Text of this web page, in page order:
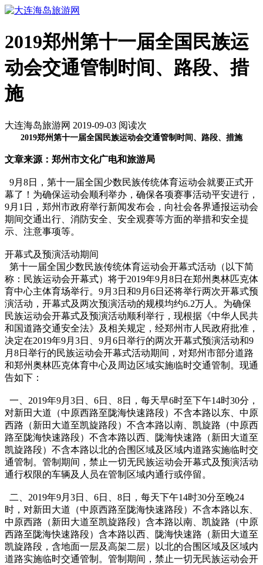
2019郑州第十一届全国民族运
动会交通管制时间、路段、措
施
大连海岛旅游网 2019-09-03 阅读次
2019郑州第十一届全国民族运动会交通管制时间、路段、措施
文章来源：郑州市文化广电和旅游局
9月8日，第十一届全国少数民族传统体育运动会就要正式开
幕了！为确保运动会顺利举办，确保各项赛事活动平安进行，
9月1日，郑州市政府举行新闻发布会，向社会各界通报运动会
期间交通出行、消防安全、安全观赛等方面的举措和安全提
示、注意事项等。
开幕式及预演活动期间
第十一届全国少数民族传统体育运动会开幕式活动（以下简
称：民族运动会开幕式）将于2019年9月8日在郑州奥林匹克体
育中心主体育场举行。9月3日和9月6日还将举行两次开幕式预
演活动，开幕式及两次预演活动的规模均约6.2万人。为确保
民族运动会开幕式及预演活动顺利举行，现根据《中华人民共
和国道路交通安全法》及相关规定，经郑州市人民政府批准，
决定在2019年9月3日、9月6日举行的两次开幕式预演活动和9
月8日举行的民族运动会开幕式活动期间，对郑州市部分道路
和郑州奥林匹克体育中心及周边区域实施临时交通管制。现通
告如下：
一、2019年9月3日、6日、8日，每天早6时至下午14时30分，
对新田大道（中原西路至陇海快速路段）不含本路以东、中原
西路（新田大道至凯旋路段）不含本路以南、凯旋路（中原西
路至陇海快速路段）不含本路以西、陇海快速路（新田大道至
凯旋路段）不含本路以北的合围区域及区域内道路实施临时交
通管制。管制期间，禁止一切无民族运动会开幕式及预演活动
通行权限的车辆及人员在管制区域内通行或停留。
二、2019年9月3日、6日、8日，每天下午14时30分至晚24
时，对新田大道（中原西路至陇海快速路段）不含本路以东、
中原西路（新田大道至凯旋路段）含本路以南、凯旋路（中原
西路至陇海快速路段）含本路以西、陇海快速路（新田大道至
凯旋路段，含地面一层及高架二层）以北的合围区域及区域内
道路实施临时交通管制。管制期间，禁止一切无民族运动会开